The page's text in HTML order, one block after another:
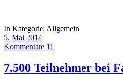
In Kategorie: Allgemein
5. Mai 2014
Kommentare 11
7.500 Teilnehmer bei